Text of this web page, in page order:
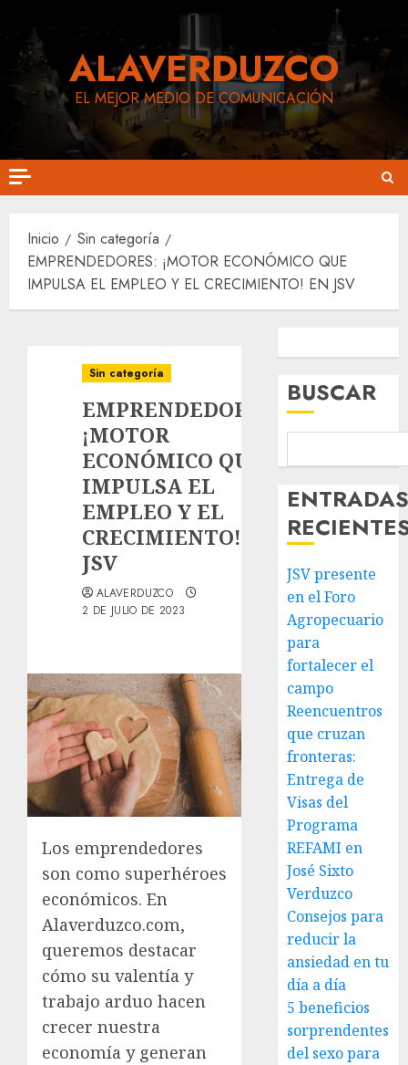
contenido
ALAVERDUZCO
EL MEJOR MEDIO DE COMUNICACIÓN
Inicio
Sin categoría
EMPRENDEDORES: ¡MOTOR ECONÓMICO QUE
IMPULSA EL EMPLEO Y EL CRECIMIENTO! EN JSV
Sin categoría
EMPRENDEDORES:
¡MOTOR
ECONÓMICO QUE
IMPULSA EL
EMPLEO Y EL
CRECIMIENTO! EN
JSV
ALAVERDUZCO
2 DE JULIO DE 2023
Los emprendedores
son como superhéroes
económicos. En
Alaverduzco.com,
queremos destacar
cómo su valentía y
trabajo arduo hacen
crecer nuestra
economía y generan
BUSCAR
JSV presente
en el Foro
Agropecuario
para
fortalecer el
campo
Reencuentros
que cruzan
fronteras:
Entrega de
Visas del
Programa
REFAMI en
José Sixto
Verduzco
Consejos para
reducir la
ansiedad en tu
día a día
5 beneficios
sorprendentes
del sexo para